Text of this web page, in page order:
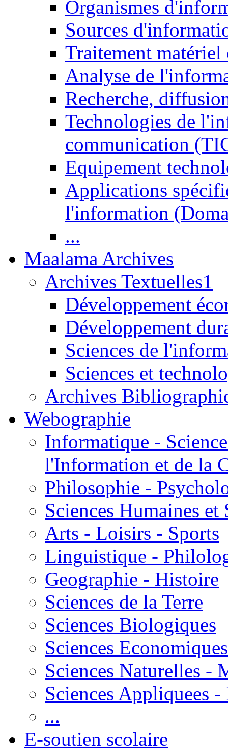
Organismes
Sources
Traitement matériel
Analyse de
Recherche,
Technologies de
communication
Equipement
Applications
l'information
...
Maalama Archives
Archives Textuelles1
Développement
Développement
Sciences de
Sciences et
Archives
Webographie
Informatique -
l'Information et de la
Philosophie -
Sciences Humaines et
Arts - Loisirs - Sports
Linguistique -
Geographie - Histoire
Sciences de la Terre
Sciences Biologiques
Sciences Economiques
Sciences Naturelles -
Sciences Appliquees
...
E-soutien scolaire